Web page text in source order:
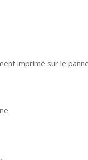
imprimé sur le